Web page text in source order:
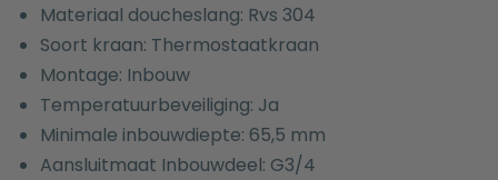
Materiaal doucheslang: Rvs 304
Soort kraan: Thermostaatkraan
Montage: Inbouw
Temperatuurbeveiliging: Ja
Minimale inbouwdiepte: 65,5 mm
Aansluitmaat Inbouwdeel: G3/4